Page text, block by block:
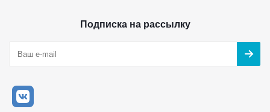
Подписка на рассылку